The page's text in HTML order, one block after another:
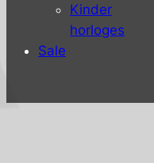
Kinder
horloges
Sale